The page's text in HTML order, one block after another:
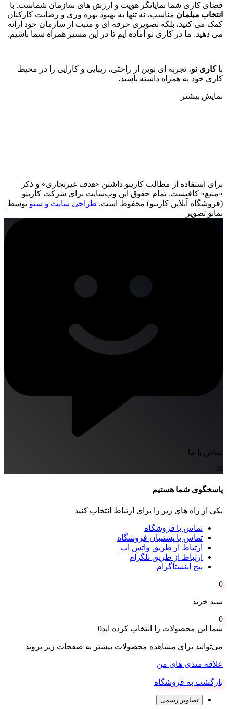
فضای کاری شما نمایانگر هویت و ارزش های سازمان شماست. با
انتخاب مبلمان مناسب، نه تنها به بهبود بهره وری و رضایت کارکنان
کمک می کنید، بلکه تصویری حرفه ای و مثبت از سازمان خود ارائه
می دهید. ما در کاری نو آماده ایم تا در این مسیر همراه شما باشیم.
باکاری نو، تجربه ای نوین از راحتی، زیبایی و کارایی را در محیط
کاری خود به همراه داشته باشید.
نمایش بیشتر
برای استفاده از مطالب کارینو داشتن «هدف غیرتجاری» و ذکر
«منبع» کافیست. تمام حقوق اين وب‌سايت برای شرکت کارینو
(فروشگاه آنلاین کارینو) محفوظ است. طراحی سایت و سئو توسط
نمانو تصویر
تماس با ما
پاسخگوی شما هستیم
یکی از راه های زیر را برای ارتباط انتخاب کنید
تماس با فروشگاه
تماس با پشتیبان فروشگاه
ارتباط از طریق واتس اپ
ارتباط از طریق تلگرام
پیج اینستاگرام
0
سبد خرید
0
شما این محصولات را انتخاب کرده اید0
می‌توانید برای مشاهده محصولات بیشتر به صفحات زیر بروید
علاقه مندی های من
بازگشت به فروشگاه
تصاویر رسمی